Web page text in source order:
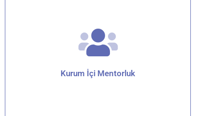
Detaylar için tıklayın
Kurum İçi Mentorluk